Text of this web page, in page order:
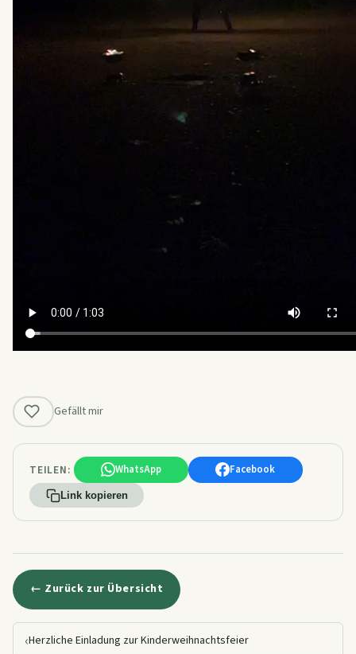
Gefällt mir
TEILEN: WhatsApp Facebook
Link kopieren
← Zurück zur Übersicht
‹Herzliche Einladung zur Kinderweihnachtsfeier